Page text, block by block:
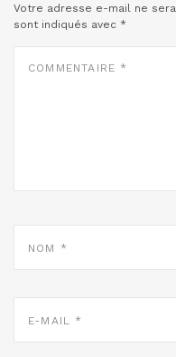
Votre adresse e-mail ne
sont indiqués avec *
COMMENTAIRE
NOM
E-
MAIL